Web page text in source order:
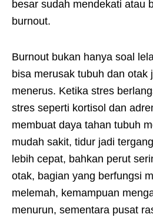
besar sudah mendekati atau
burnout.
Burnout bukan hanya soal
bisa merusak tubuh dan otak
menerus. Ketika stres
stres seperti kortisol dan
membuat daya tahan tubuh
mudah sakit, tidur jadi
lebih cepat, bahkan perut
otak, bagian yang berfungsi
melemah, kemampuan
menurun, sementara pusat